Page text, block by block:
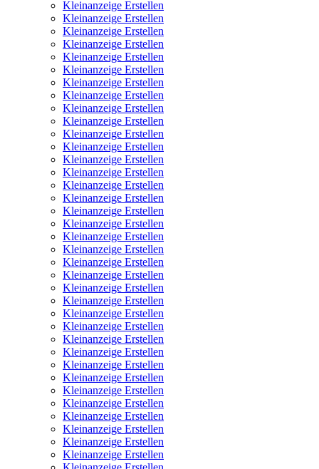
Kleinanzeige Erstellen
Kleinanzeige Erstellen
Kleinanzeige Erstellen
Kleinanzeige Erstellen
Kleinanzeige Erstellen
Kleinanzeige Erstellen
Kleinanzeige Erstellen
Kleinanzeige Erstellen
Kleinanzeige Erstellen
Kleinanzeige Erstellen
Kleinanzeige Erstellen
Kleinanzeige Erstellen
Kleinanzeige Erstellen
Kleinanzeige Erstellen
Kleinanzeige Erstellen
Kleinanzeige Erstellen
Kleinanzeige Erstellen
Kleinanzeige Erstellen
Kleinanzeige Erstellen
Kleinanzeige Erstellen
Kleinanzeige Erstellen
Kleinanzeige Erstellen
Kleinanzeige Erstellen
Kleinanzeige Erstellen
Kleinanzeige Erstellen
Kleinanzeige Erstellen
Kleinanzeige Erstellen
Kleinanzeige Erstellen
Kleinanzeige Erstellen
Kleinanzeige Erstellen
Kleinanzeige Erstellen
Kleinanzeige Erstellen
Kleinanzeige Erstellen
Kleinanzeige Erstellen
Kleinanzeige Erstellen
Kleinanzeige Erstellen